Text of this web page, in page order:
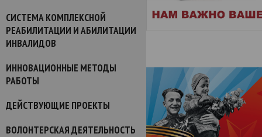
СИСТЕМА КОМПЛЕКСНОЙ
РЕАБИЛИТАЦИИ И АБИЛИТАЦИИ
ИНВАЛИДОВ
ИННОВАЦИОННЫЕ МЕТОДЫ
РАБОТЫ
ДЕЙСТВУЮЩИЕ ПРОЕКТЫ
ВОЛОНТЕРСКАЯ ДЕЯТЕЛЬНОСТЬ